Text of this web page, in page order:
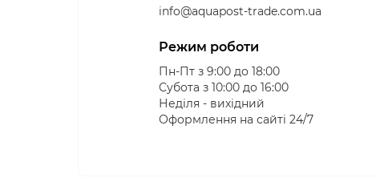
info@aquapost-trade.com.ua
Режим роботи
Пн-Пт з 9:00 до 18:00
Субота з 10:00 до 16:00
Неділя - вихідний
Оформлення на сайтi 24/7